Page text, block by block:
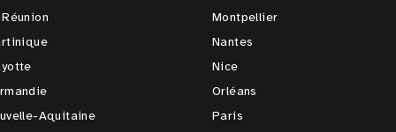
Aquitaine
Montpellier
Nantes
Nice
Orléans
Paris